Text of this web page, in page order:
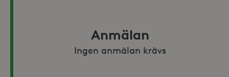
Anmälan
Ingen anmälan krävs